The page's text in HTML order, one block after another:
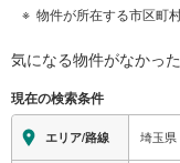
物件が所在する市区町
気になる物件がなかっ
現在の検索条件
エリア/路線 埼玉